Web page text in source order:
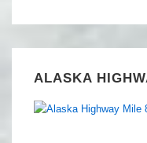
ALASKA